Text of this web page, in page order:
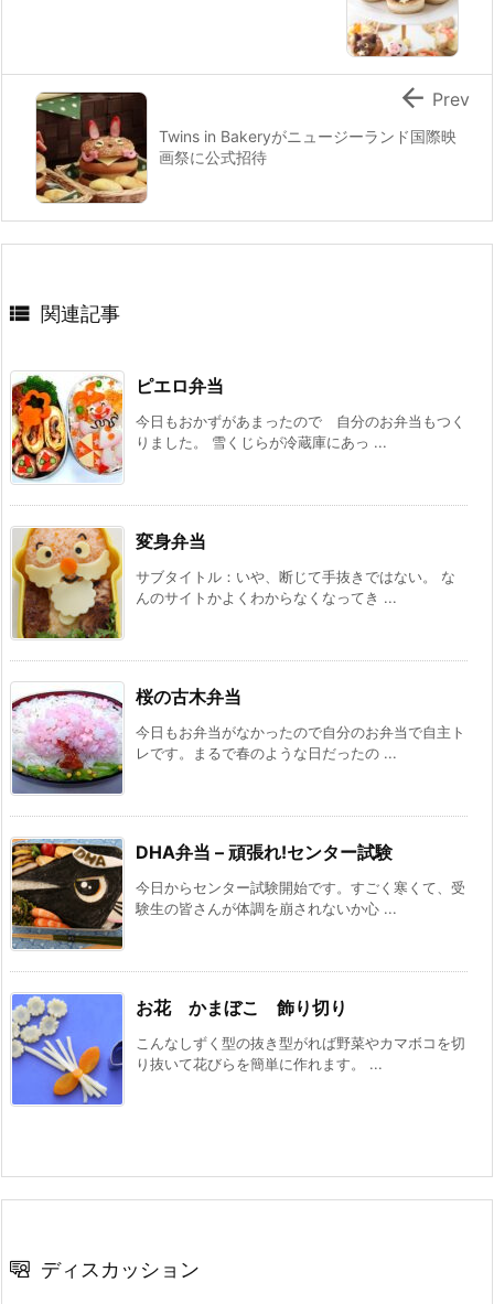
Twins in Bakeryがニュージーランド国際映
画祭に公式招待
 Prev
 関連記事
ピエロ弁当
今日もおかずがあまったので 自分のお弁当もつく
りました。 雪くじらが冷蔵庫にあっ ...
変身弁当
サブタイトル：いや、断じて手抜きではない。 な
んのサイトかよくわからなくなってき ...
桜の古木弁当
今日もお弁当がなかったので自分のお弁当で自主ト
レです。まるで春のような日だったの ...
DHA弁当 – 頑張れ!センター試験
今日からセンター試験開始です。すごく寒くて、受
験生の皆さんが体調を崩されないか心 ...
お花 かまぼこ 飾り切り
こんなしずく型の抜き型がれば野菜やカマボコを切
り抜いて花びらを簡単に作れます。 ...
ディスカッション